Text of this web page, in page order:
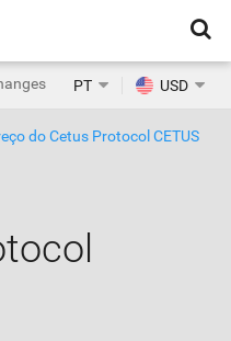
1.468
PT USD
do Cetus Protocol CETUS